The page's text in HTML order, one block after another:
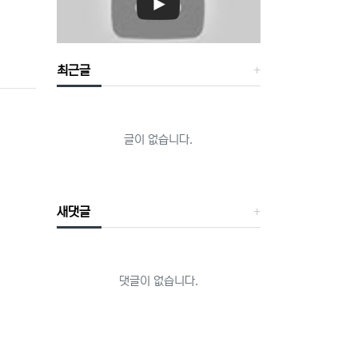
최근글
글이 없습니다.
새댓글
댓글이 없습니다.